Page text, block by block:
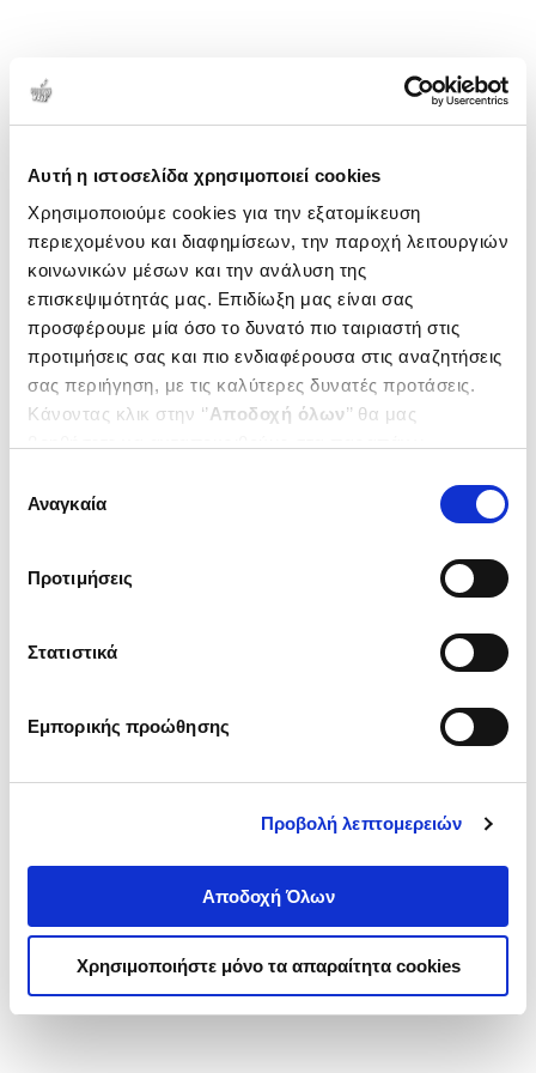
Αυτή η ιστοσελίδα χρησιμοποιεί cookies
Χρησιμοποιούμε cookies για την εξατομίκευση
περιεχομένου και διαφημίσεων, την παροχή λειτουργιών
κοινωνικών μέσων και την ανάλυση της
επισκεψιμότητάς μας. Επιδίωξη μας είναι σας
προσφέρουμε μία όσο το δυνατό πιο ταιριαστή στις
προτιμήσεις σας και πιο ενδιαφέρουσα στις αναζητήσεις
σας περιήγηση, με τις καλύτερες δυνατές προτάσεις.
Κάνοντας κλικ στην ‘’Αποδοχή όλων’’ θα μας
ενδιαφέρουν και να επιλέξετε από τα παρακάτω με την
΄΄και να ενημερωθείτε σχετικά με
συγκατάθεσης
Αναγκαία
Προτιμήσεις
Στατιστικά
Εμπορικής προώθησης
Προβολή λεπτομερειών
Αποδοχή Όλων
Χρησιμοποιήστε μόνο τα απαραίτητα cookies